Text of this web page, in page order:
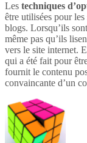
Les techniques
être utilisées pour
blogs. Lorsqu’ils
même pas qu’ils
vers le site internet.
qui a été fait pour
fournit le contenu
convaincante d’un